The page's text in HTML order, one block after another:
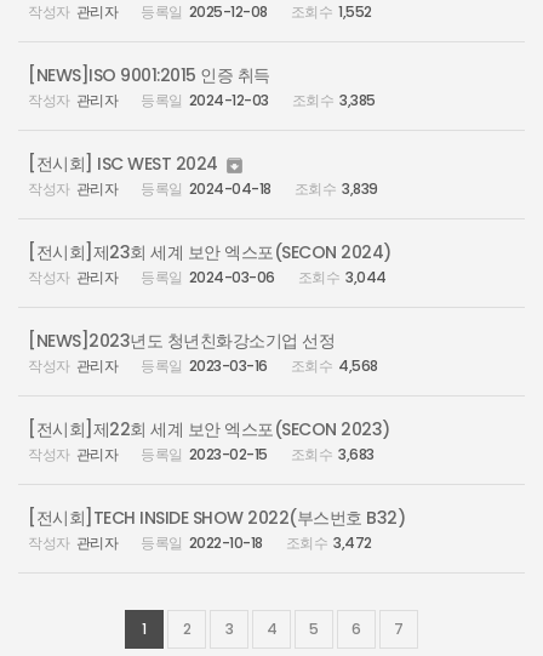
관리자
2025-12-08 1,552
[NEWS]ISO 9001:2015 인증 취득
관리자 2024-12-03 3,385
[전시회] ISC WEST 2024 
관리자
2024-04-18 3,839
[전시회]제23회 세계 보안 엑스포(SECON 2024)
관리자 2024-03-06 3,044
[NEWS]2023년도 청년친화강소기업 선정
관리자 2023-03-16 4,568
[전시회]제22회 세계 보안 엑스포(SECON 2023)
관리자 2023-02-15 3,683
[전시회]TECH INSIDE SHOW 2022(부스번호 B32)
관리자 2022-10-18 3,472
1 2 3 4 5 6 7